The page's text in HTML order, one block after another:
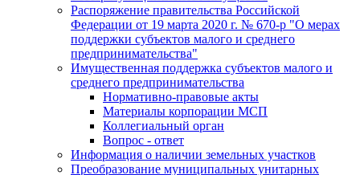
Распоряжение правительства Российской
Федерации от 19 марта 2020 г. № 670-р "О мерах
поддержки субъектов малого и среднего
предпринимательства"
Имущественная поддержка субъектов малого и
среднего предпринимательства
Нормативно-правовые акты
Материалы корпорации МСП
Коллегиальный орган
Вопрос - ответ
Информация о наличии земельных участков
Преобразование муниципальных унитарных